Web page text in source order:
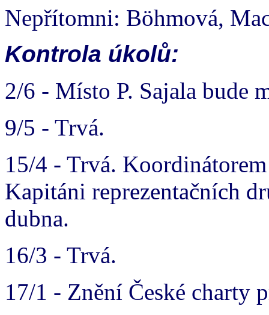
Nepřítomni: Böhmová,
Kontrola úkolů:
2/6 - Místo P. Sajala bude
9/5 - Trvá.
15/4 - Trvá.
Kapitáni reprezentačních
dubna.
16/3 - Trvá.
17/1 - Znění České charty